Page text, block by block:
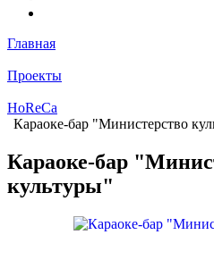
Главная
Проекты
HoReCa
Караоке-бар "Министерство
Караоке-бар
культуры"